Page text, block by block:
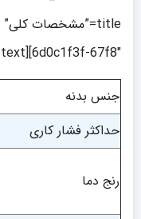
6d0c1f3f-67f8″][vc_column_text]
جنس بدنه
حداکثر فشار کاری
رنج دما